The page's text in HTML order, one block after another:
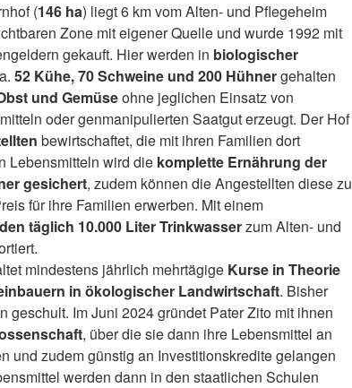
(146 ha) liegt 6 km vom Alten- und Pflegeheim
Zone mit eigener Quelle und wurde 1992 mit
gekauft. Hier werden in biologischer
52 Kühe, 70 Schweine und 200 Hühnergehalten
und Gemüseohne jeglichen Einsatz von
oder genmanipulierten Saatgut erzeugt. Der Hof
bewirtschaftet, die mit ihren Familien dort
Lebensmitteln wird die komplette Ernährung der
gesichert, zudem können die Angestellten diese zu
für ihre Familien erwerben. Mit einem
täglich 10.000 Liter Trinkwasserzum Alten- und
mindestens jährlich mehrtägige Kurse in Theorie
in ökologischer Landwirtschaft. Bisher
geschult. Im Juni 2024 gründet Pater Zito mit ihnen
, über die sie dann ihre Lebensmittel an
und zudem günstig an Investitionskredite gelangen
werden dann in den staatlichen Schulen